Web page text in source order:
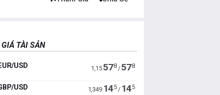
GIÁ TÀI SẢN
USD 1,15578/578
USD 1,349 145/ 145